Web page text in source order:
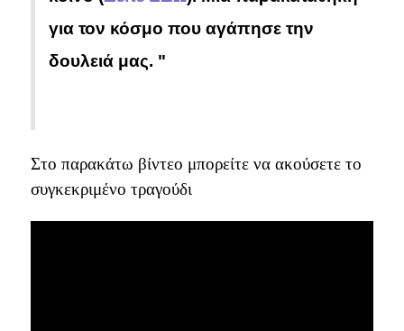
για τον κόσμο που αγάπησε την
δουλειά μας. "
Στο παρακάτω βίντεο μπορείτε να ακούσετε το
συγκεκριμένο τραγούδι